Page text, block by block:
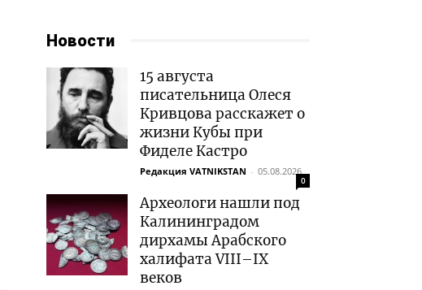
Новости
15 августа
писательница Олеся
Кривцова расскажет о
жизни Кубы при
Фиделе Кастро
Редакция VATNIKSTAN - 05.08.2026
0
Археологи нашли под
Калининградом
дирхамы Арабского
халифата VIII–IX
веков